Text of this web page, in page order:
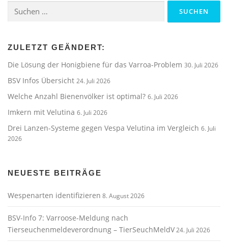
nach:
ZULETZT GEÄNDERT:
Die Lösung der Honigbiene für das Varroa-Problem 30. Juli 2026
BSV Infos Übersicht 24. Juli 2026
Welche Anzahl Bienenvölker ist optimal? 6. Juli 2026
Imkern mit Velutina 6. Juli 2026
Drei Lanzen-Systeme gegen Vespa Velutina im Vergleich 6. Juli
2026
NEUESTE BEITRÄGE
Wespenarten identifizieren 8. August 2026
BSV-Info 7: Varroose-Meldung nach
Tierseuchenmeldeverordnung – TierSeuchMeldV24. Juli 2026